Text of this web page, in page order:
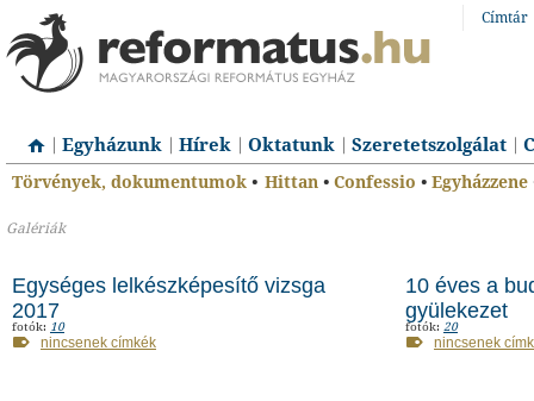
Címtár
Egyházunk Hírek Oktatunk Szeretetszolgálat
Törvények, dokumentumok • Hittan • Confessio • Egyházzene
Galériák
Egységes lelkészképesítő vizsga
2017
fotók: 10
nincsenek címkék
10 éves a
gyülekezet
fotók: 20
nincsenek